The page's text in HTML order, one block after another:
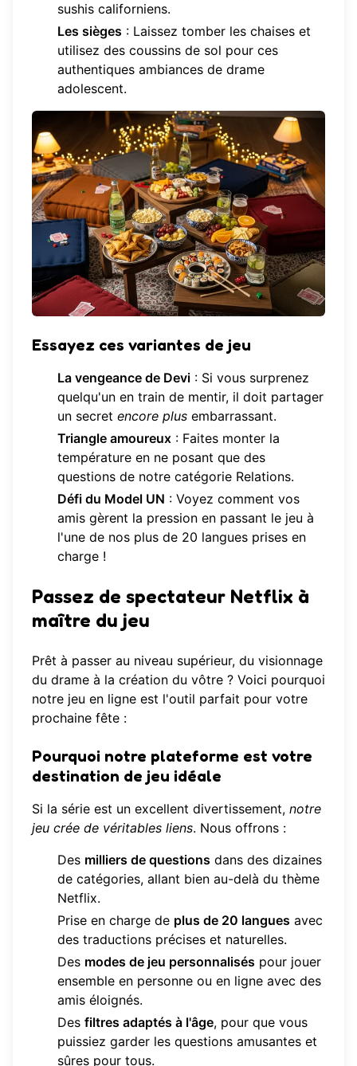
sushis californiens.
Les sièges : Laissez tomber les chaises et
utilisez des coussins de sol pour ces
authentiques ambiances de drame
adolescent.
Essayez ces variantes de jeu
La vengeance de Devi : Si vous surprenez
quelqu'un en train de mentir, il doit partager
un secret encore plus embarrassant.
Triangle amoureux : Faites monter la
température en ne posant que des
questions de notre catégorie Relations.
Défi du Model UN : Voyez comment vos
amis gèrent la pression en passant le jeu à
l'une de nos plus de 20 langues prises en
charge !
Passez de spectateur Netflix à
maître du jeu
Prêt à passer au niveau supérieur, du visionnage
du drame à la création du vôtre ? Voici pourquoi
notre jeu en ligne est l'outil parfait pour votre
prochaine fête :
Pourquoi notre plateforme est votre
destination de jeu idéale
Si la série est un excellent divertissement, notre
jeu crée de véritables liens. Nous offrons :
Des milliers de questions dans des dizaines
de catégories, allant bien au-delà du thème
Netflix.
Prise en charge de plus de 20 langues avec
des traductions précises et naturelles.
Des modes de jeu personnalisés pour jouer
ensemble en personne ou en ligne avec des
amis éloignés.
Des filtres adaptés à l'âge, pour que vous
puissiez garder les questions amusantes et
sûres pour tous.